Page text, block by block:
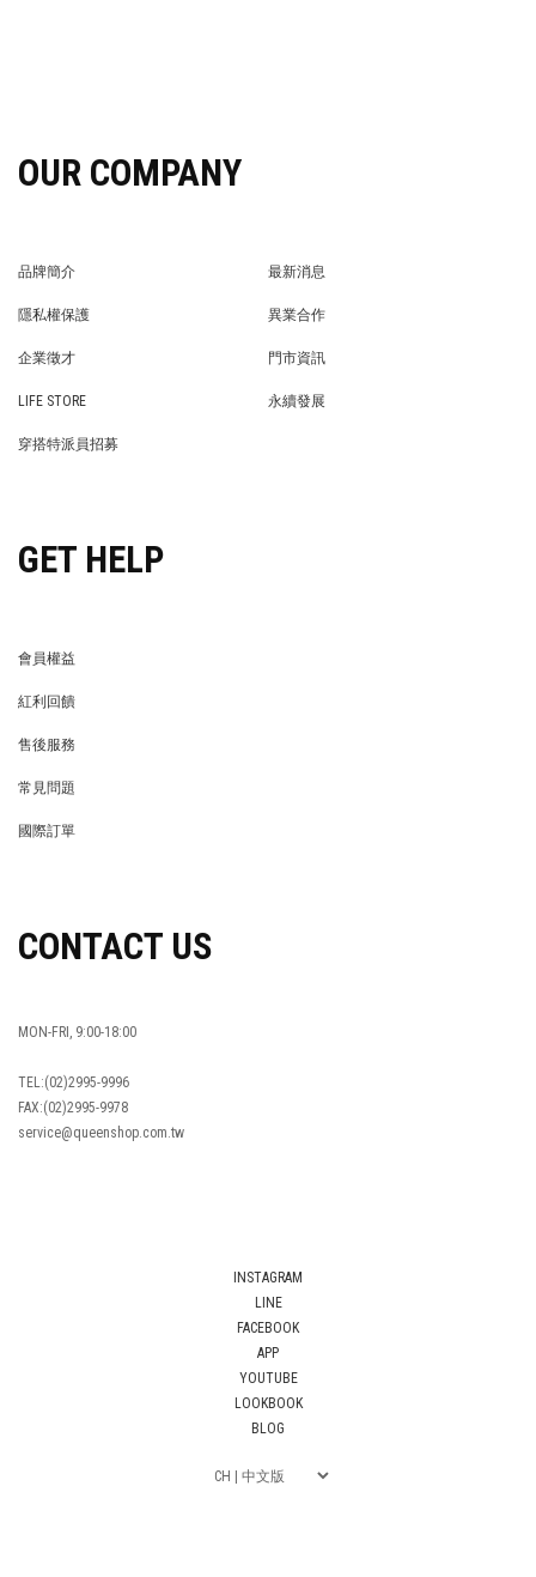
OUR COMPANY
品牌簡介
最新消息
隱私權保護
異業合作
企業徵才
門市資訊
LIFE STORE
永續發展
穿搭特派員招募
GET HELP
會員權益
紅利回饋
售後服務
常見問題
國際訂單
CONTACT US
MON-FRI, 9:00-18:00
TEL:(02)2995-9996
FAX:(02)2995-9978
service@queenshop.com.tw
INSTAGRAM
LINE
FACEBOOK
APP
YOUTUBE
LOOKBOOK
BLOG